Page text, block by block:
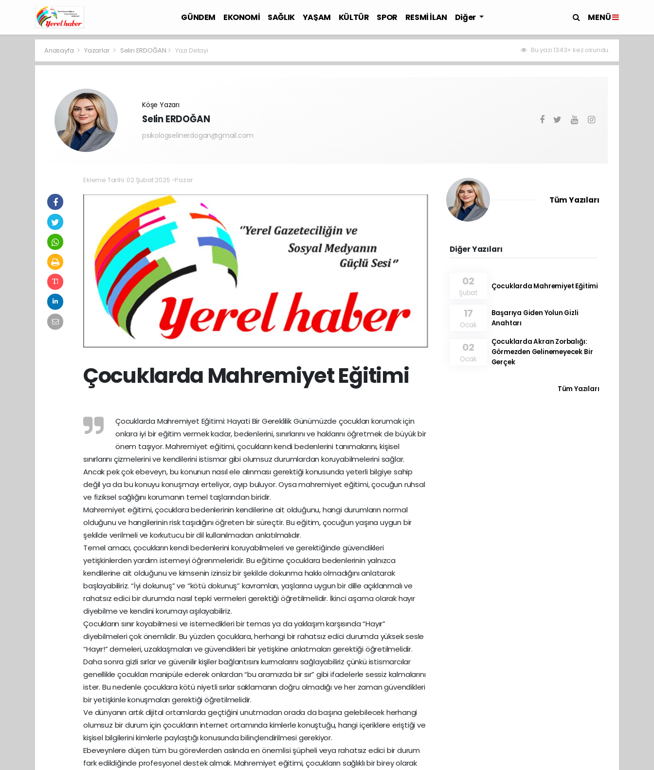
GÜNDEM EKONOMİ SAĞLIK YAŞAM KÜLTÜR SPOR RESMİ İLAN Diğer MENÜ
Anasayfa Yazarlar Selin ERDOĞAN Yazı Detayı Bu yazı 1343+ kez okundu.
Köşe Yazarı
Selin ERDOĞAN
psikologselinerdogan@gmail.com
Ekleme Tarihi: 02 Şubat 2025 -Pazar
Çocuklarda Mahremiyet Eğitimi
Çocuklarda Mahremiyet Eğitimi: Hayati Bir Gereklilik Günümüzde çocukları korumak için
onlara iyi bir eğitim vermek kadar, bedenlerini, sınırlarını ve haklarını öğretmek de büyük bir
önem taşıyor. Mahremiyet eğitimi, çocukların kendi bedenlerini tanımalarını, kişisel
sınırlarını çizmelerini ve kendilerini istismar gibi olumsuz durumlardan koruyabilmelerini sağlar.
Ancak pek çok ebeveyn, bu konunun nasıl ele alınması gerektiği konusunda yeterli bilgiye sahip
değil ya da bu konuyu konuşmayı erteliyor, ayıp buluyor. Oysa mahremiyet eğitimi, çocuğun ruhsal
ve fiziksel sağlığını korumanın temel taşlarından biridir.
Mahremiyet eğitimi, çocuklara bedenlerinin kendilerine ait olduğunu, hangi durumların normal
olduğunu ve hangilerinin risk taşıdığını öğreten bir süreçtir. Bu eğitim, çocuğun yaşına uygun bir
şekilde verilmeli ve korkutucu bir dil kullanılmadan anlatılmalıdır.
Temel amacı, çocukların kendi bedenlerini koruyabilmeleri ve gerektiğinde güvendikleri
yetişkinlerden yardım istemeyi öğrenmeleridir. Bu eğitime çocuklara bedenlerinin yalnızca
kendilerine ait olduğunu ve kimsenin izinsiz bir şekilde dokunma hakkı olmadığını anlatarak
başlayabiliriz. “İyi dokunuş” ve “kötü dokunuş” kavramları, yaşlarına uygun bir dille açıklanmalı ve
rahatsız edici bir durumda nasıl tepki vermeleri gerektiği öğretilmelidir. İkinci aşama olarak hayır
diyebilme ve kendini korumayı aşılayabiliriz.
Çocukların sınır koyabilmesi ve istemedikleri bir temas ya da yaklaşım karşısında “Hayır”
diyebilmeleri çok önemlidir. Bu yüzden çocuklara, herhangi bir rahatsız edici durumda yüksek sesle
“Hayır!” demeleri, uzaklaşmaları ve güvendikleri bir yetişkine anlatmaları gerektiği öğretilmelidir.
Daha sonra gizli sırlar ve güvenilir kişiler bağlantısını kurmalarını sağlayabiliriz çünkü istismarcılar
genellikle çocukları manipüle ederek onlardan “bu aramızda bir sır” gibi ifadelerle sessiz kalmalarını
ister. Bu nedenle çocuklara kötü niyetli sırlar saklamanın doğru olmadığı ve her zaman güvendikleri
bir yetişkinle konuşmaları gerektiği öğretilmelidir.
Ve dünyanın artık dijital ortamlarda geçtiğini unutmadan orada da başına gelebilecek herhangi
olumsuz bir durum için çocukların internet ortamında kimlerle konuştuğu, hangi içeriklere eriştiği ve
kişisel bilgilerini kimlerle paylaştığı konusunda bilinçlendirilmesi gerekiyor.
Ebeveynlere düşen tüm bu görevlerden aslında en önemlisi şüpheli veya rahatsız edici bir durum
fark edildiğinde profesyonel destek almak. Mahremiyet eğitimi, çocukların sağlıklı bir birey olarak
Tüm Yazıları
Diğer Yazıları
02
Şubat
Çocuklarda Mahremiyet Eğitimi
17
Ocak
Başarıya Giden Yolun Gizli
Anahtarı
02
Ocak
Çocuklarda Akran Zorbalığı:
Görmezden Gelinemeyecek Bir
Gerçek
Tüm Yazıları